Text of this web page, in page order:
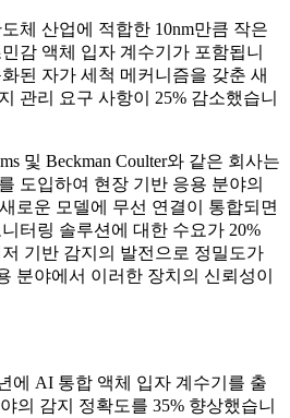
체 산업에 적합한 10nm만큼 작은
감 액체 입자 계수기가 포함됩니
된 자가 세척 메커니즘을 갖춘 새
관리 요구 사항이 25% 감소했습니
및 Beckman Coulter와 같은 회사는
도입하여 현장 기반 응용 분야의
로운 모델에 무선 연결이 통합되면
터링 솔루션에 대한 수요가 20%
기반 감지의 발전으로 정밀도가
분야에서 이러한 장치의 신뢰성이
에 AI 통합 액체 입자 계수기를 출
의 감지 정확도를 35% 향상했습니